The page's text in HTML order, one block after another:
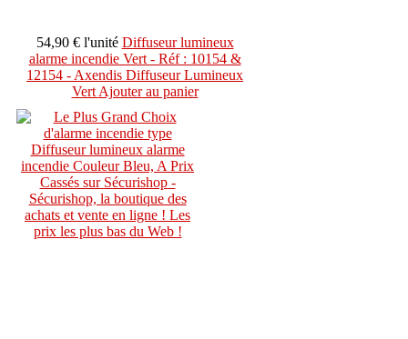
54,90 € l'unité Diffuseur lumineux
alarme incendie Vert - Réf : 10154 &
12154 - Axendis Diffuseur Lumineux
VertAjouter au panier